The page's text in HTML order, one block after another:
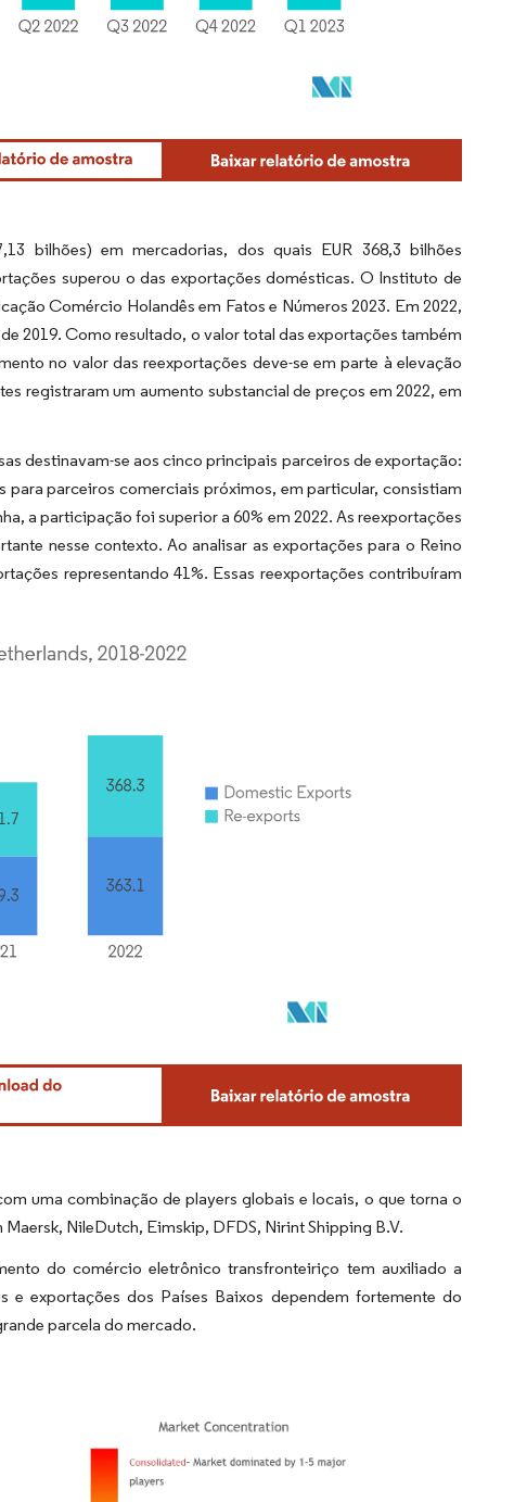
bilhões) em mercadorias, dos quais EUR 368,3 bilhões
superou o das exportações domésticas. O Instituto de
Comércio Holandês em Fatos e Números 2023. Em 2022,
2019. Como resultado, o valor total das exportações também
no valor das reexportações deve-se em parte à elevação
registraram um aumento substancial de preços em 2022, em
destinavam-se aos cinco principais parceiros de exportação:
para parceiros comerciais próximos, em particular, consistiam
a participação foi superior a 60% em 2022. As reexportações
nesse contexto. Ao analisar as exportações para o Reino
representando 41%. Essas reexportações contribuíram
uma combinação de players globais e locais, o que torna o
NileDutch, Eimskip, DFDS, Nirint Shipping B.V.
do comércio eletrônico transfronteiriço tem auxiliado a
e exportações dos Países Baixos dependem fortemente do
parcela do mercado.